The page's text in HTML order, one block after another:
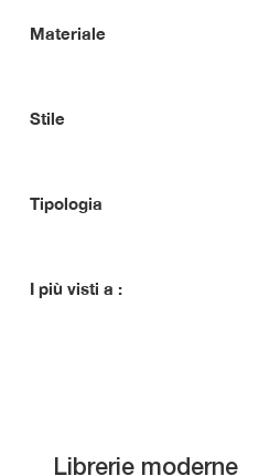
Materiale
Stile
Tipologia
I più visti a :
Librerie moderne